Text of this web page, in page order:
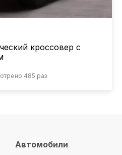
кроссовер с
485 раз
Автомобили